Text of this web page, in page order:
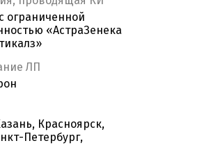
ограниченной
«АстраЗенека
ЛП
Красноярск,
Петербург,